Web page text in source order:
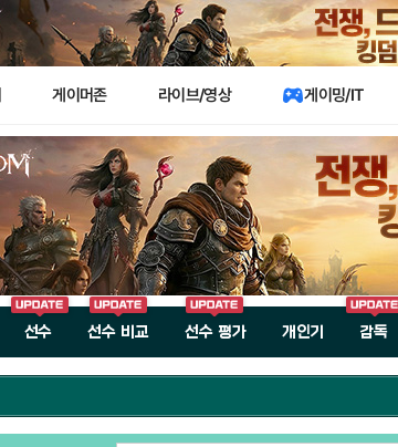
게이머존 라이브/영상 게이밍/IT
선수 선수 비교 선수 평가 개인기 감독